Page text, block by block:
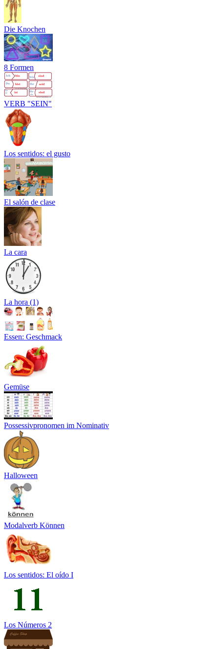
Die Knochen
8 Formen
VERB "SEIN"
Los sentidos: el gusto
El salón de clase
La cara
La hora (1)
Essen: Geschmack
Gemüse
Possessivpronomen im Nominativ
Halloween
Modalverb Können
Los sentidos: El oído I
Los Números 2